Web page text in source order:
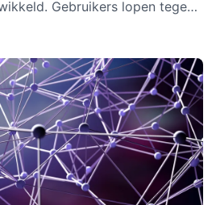
Gebruikers lopen tegen
bijvoorbeeld strenge regels,